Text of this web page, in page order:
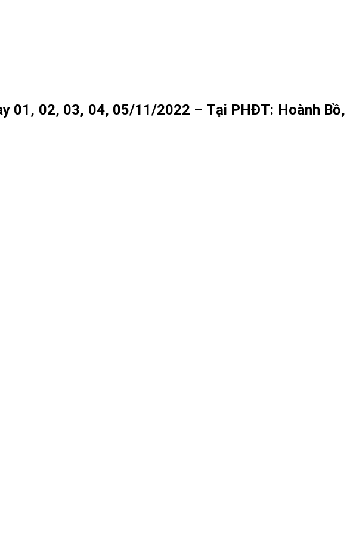
01, 02, 03, 04, 05/11/2022 – Tại PHĐT: Hoành Bồ,